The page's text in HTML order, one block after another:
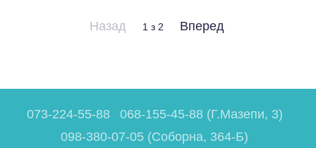
Назад 1 з 2 Вперед
073-224-55-88
068-155-45-88 (Г.Мазепи, 3)
098-380-07-05 (Соборна, 364-Б)